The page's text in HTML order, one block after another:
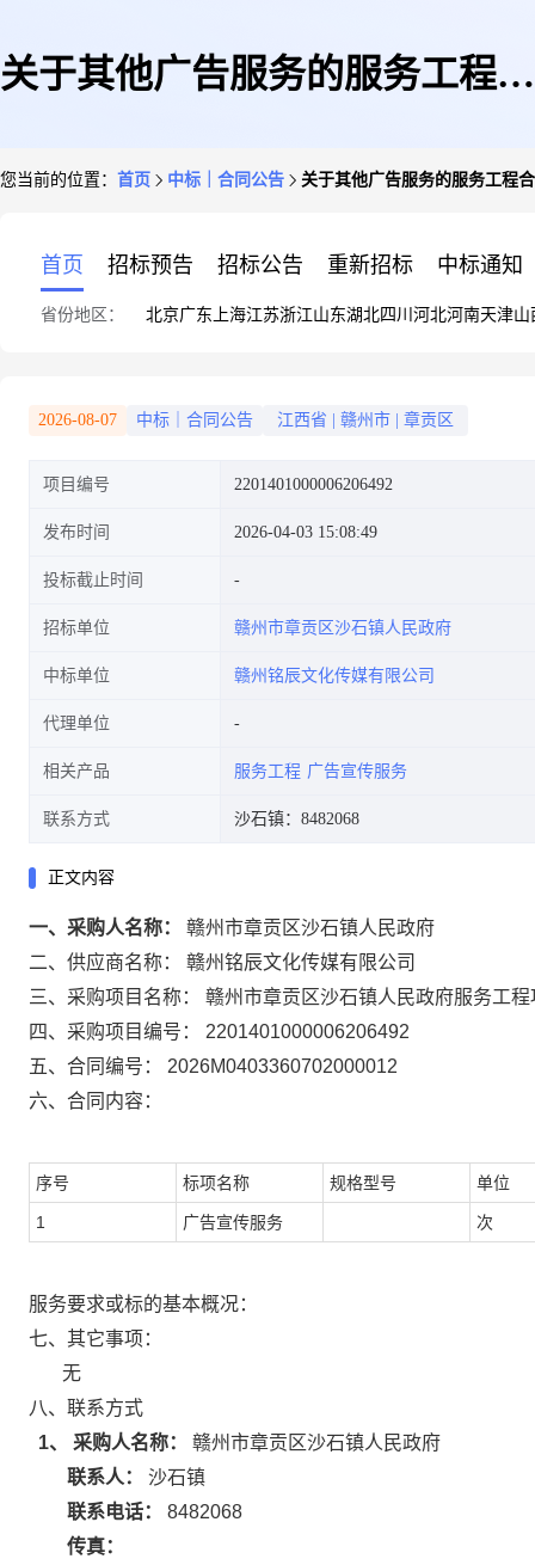
关于其他广告服务的服务工程合
您当前的位置： 首页 中标｜合同公告 关于其他广告服务的服务工程
首页 招标预告 招标公告 重新招标 中标通知
省份地区： 北京广东 上海江苏浙江山东湖北四川 河北河南天津山
2026-08-07 中标｜合同公告 江西省 赣州市 章贡区
项目编号 2201401000006206492
发布时间 2026-04-03 15:08:49
投标截止时间
招标单位 赣州市章贡区沙石镇人民政府
中标单位 赣州铭辰文化传媒有限公司
代理单位
相关产品 服务工程 广告宣传服务
联系方式 沙石镇：8482068
正文内容
一、采购人名称：
赣州市章贡区沙石镇人民政府
二、供应商名称：
赣州铭辰文化传媒有限公司
三、采购项目名称：
赣州市章贡区沙石镇人民政府服务工程
四、采购项目编号：
2201401000006206492
五、合同编号：
2026M0403360702000012
六、合同内容：
序号 标项名称 规格型号 单位
1 广告宣传服务 次
服务要求或标的基本概况：
七、其它事项：
无
八、联系方式
1、 采购人名称：
赣州市章贡区沙石镇人民政府
联系人：
沙石镇
联系电话：
8482068
传真：